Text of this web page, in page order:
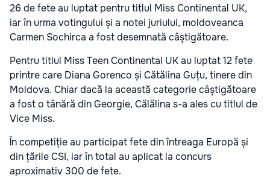
26 de fete au luptat pentru titlul Miss Continental UK,
iar în urma votingului și a notei juriului, moldoveanca
Carmen Sochirca a fost desemnată câștigătoare.
Pentru titlul Miss Teen Continental UK au luptat 12 fete
printre care Diana Gorenco și Cătălina Guțu, tinere din
Moldova. Chiar dacă la această categorie câștigătoare
a fost o tânără din Georgie, Călălina s-a ales cu titlul de
Vice Miss.
În competiție au participat fete din întreaga Europă și
din țările CSI, iar în total au aplicat la concurs
aproximativ 300 de fete.